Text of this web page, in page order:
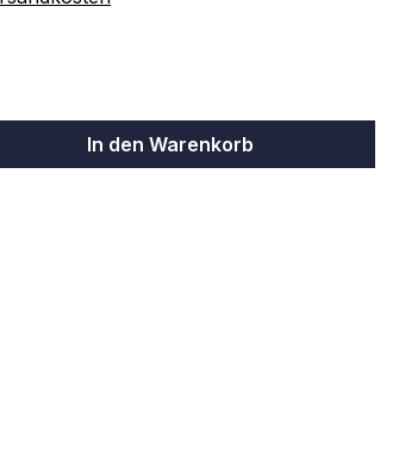
den gewünschten Wert
In den Warenkorb